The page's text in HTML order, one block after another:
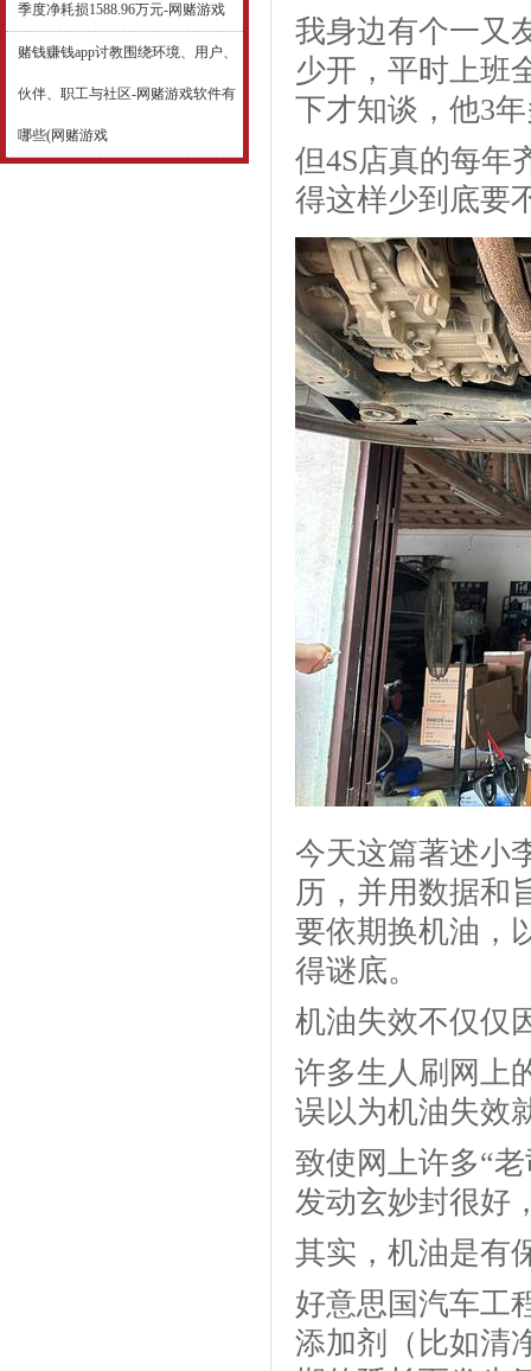
季度净耗损1588.96万元-网赌游戏
赌钱赚钱app讨教围绕环境、用户、
伙伴、职工与社区-网赌游戏软件有
哪些(网赌游戏
我身边有个一又
少开，平时上班
下才知谈，他3
但4S店真的每年
得这样少到底要
今天这篇著述小
历，并用数据和
要依期换机油，
得谜底。
机油失效不仅仅
许多生人刷网上
误以为机油失效
致使网上许多“
发动玄妙封很好
其实，机油是有
好意思国汽车工
添加剂（比如清